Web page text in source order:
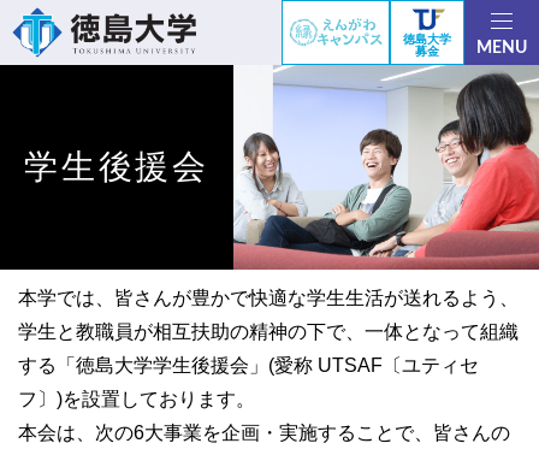
徳島大学
募金
MENU
学生後援会
本学では、皆さんが豊かで快適な学生生活が送れるよう、
学生と教職員が相互扶助の精神の下で、一体となって組織
する「徳島大学学生後援会」(愛称 UTSAF〔ユティセ
フ〕)を設置しております。
本会は、次の6大事業を企画・実施することで、皆さんの